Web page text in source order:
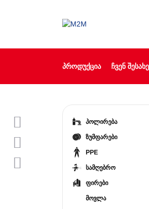
ᲞᲠᲝᲓᲣᲥᲪᲘᲐ ᲩᲕᲔᲜ
პოლირება
ზუმფარები
PPE
სამღებრო
ფირები
მოვლა